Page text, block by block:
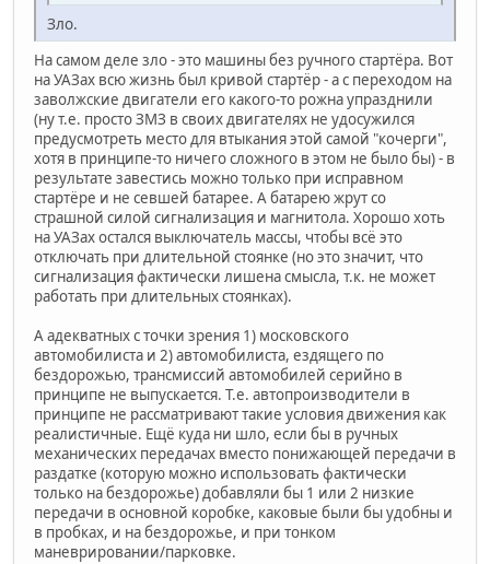
Зло.
На самом деле зло - это машины без ручного стартёра. Вот
на УАЗах всю жизнь был кривой стартёр - а с переходом на
заволжские двигатели его какого-то рожна упразднили
(ну т.е. просто ЗМЗ в своих двигателях не удосужился
предусмотреть место для втыкания этой самой "кочерги",
хотя в принципе-то ничего сложного в этом не было бы) - в
результате завестись можно только при исправном
стартёре и не севшей батарее. А батарею жрут со
страшной силой сигнализация и магнитола. Хорошо хоть
на УАЗах остался выключатель массы, чтобы всё это
отключать при длительной стоянке (но это значит, что
сигнализация фактически лишена смысла, т.к. не может
работать при длительных стоянках).
А адекватных с точки зрения 1) московского
автомобилиста и 2) автомобилиста, ездящего по
бездорожью, трансмиссий автомобилей серийно в
принципе не выпускается. Т.е. автопроизводители в
принципе не рассматривают такие условия движения как
реалистичные. Ещё куда ни шло, если бы в ручных
механических передачах вместо понижающей передачи в
раздатке (которую можно использовать фактически
только на бездорожье) добавляли бы 1 или 2 низкие
передачи в основной коробке, каковые были бы удобны и
в пробках, и на бездорожье, и при тонком
маневрировании/парковке.